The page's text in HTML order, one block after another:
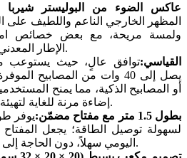
عاكس الضوء من البوليستر شيربا
المظهر الخارجي الناعم واللطيف على
ولمسة مريحة، مع بعض خصائص
الإطار المعدني الداخلي بناء قوي ومتين.
مقبس المسمار E27 القياسي:توافق عالٍ، حيث يستوعب
إضاءة مرنة للغاية لتهيئة الأجواء المرغوبة بسهولة.
كابل PVC بطول 1.5 متر مع مفتاح مضمّن:
يوفر
لسهولة توصيل الطاقة؛ يجعل
اليومي سهلاً، دون الحاجة إلى التحسس بجسم المصباح.